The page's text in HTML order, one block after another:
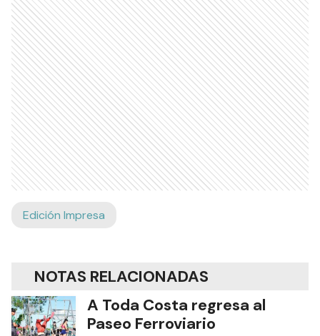
Edición Impresa
NOTAS RELACIONADAS
A Toda Costa regresa al
Paseo Ferroviario